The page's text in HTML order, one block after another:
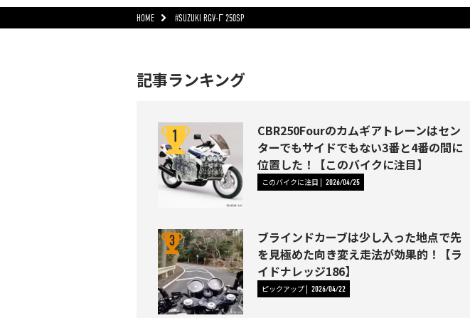
HOME #SUZUKI RGV-Γ 250SP
記事ランキング
CBR250Fourのカムギアトレーンはセン
ターでもサイドでもない3番と4番の間に
位置した！【このバイクに注目】
このバイクに注目 2026/04/25
ブラインドカーブは少し入った地点で先
を見極めた向き変え走法が効果的！【ラ
イドナレッジ186】
ピックアップ 2026/04/22